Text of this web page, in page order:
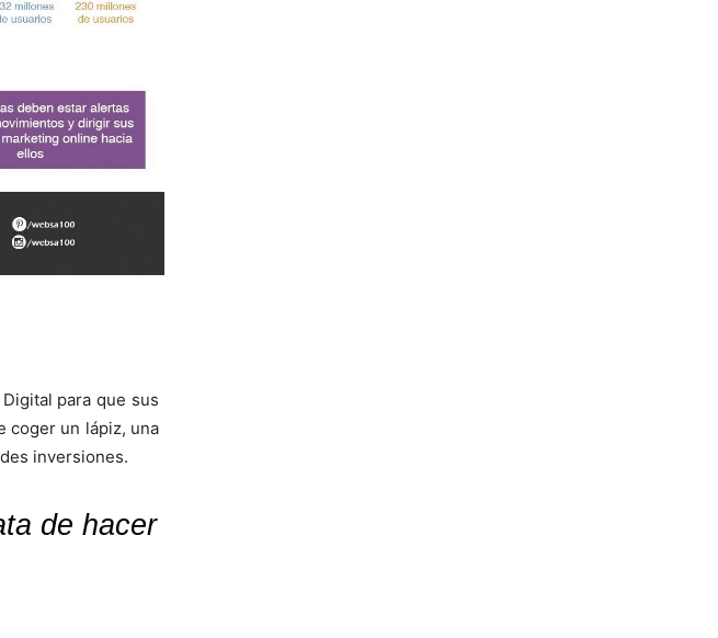
para que sus
coger un lápiz, una
inversiones.
de hacer